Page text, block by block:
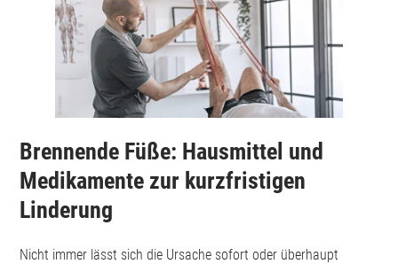
Brennende Füße: Hausmittel und
Medikamente zur kurzfristigen
Linderung
Nicht immer lässt sich die Ursache sofort oder überhaupt